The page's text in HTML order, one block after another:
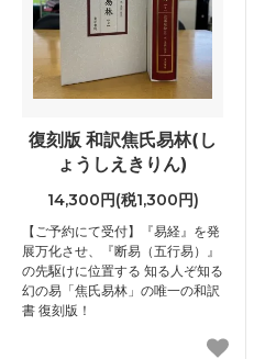
復刻版 和訳焦氏易林(し
ょうしえきりん)
14,300円(税1,300円)
【ご予約にて受付】『易経』を発
展万化させ、『断易（五行易）』
の先駆けに位置する 知る人ぞ知る
幻の易「焦氏易林」の唯一の和訳
書 復刻版！